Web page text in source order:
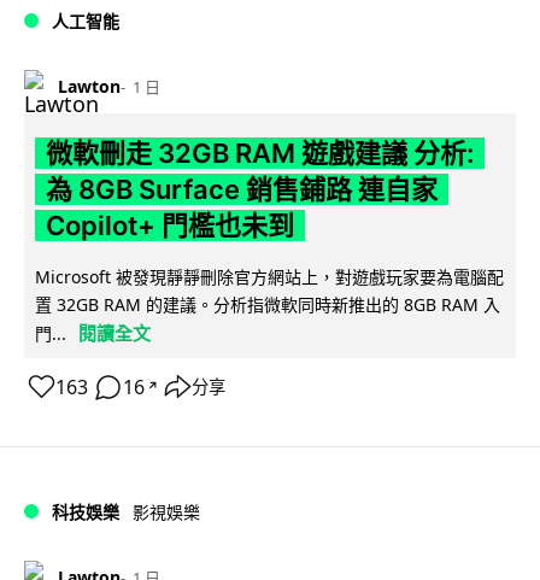
人工智能
Lawton 1 日
微軟刪走 32GB RAM 遊戲建議 分析:
為 8GB Surface 銷售鋪路 連自家
Copilot+ 門檻也未到
Microsoft 被發現靜靜刪除官方網站上，對遊戲玩家要為電腦配
置 32GB RAM 的建議。分析指微軟同時新推出的 8GB RAM 入
門...
閱讀全文
163 16 ↗ 分享
科技娛樂 影視娛樂